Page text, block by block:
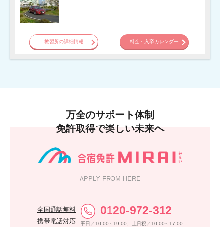
教習所の詳細情報 料金・入卒カレンダー
万全のサポート体制
免許取得で楽しい未来へ
APPLY FROM HERE
全国通話無料
携帯電話対応
0120-972-312
平日／10:00～19:00、土日祝／10:00～17:00